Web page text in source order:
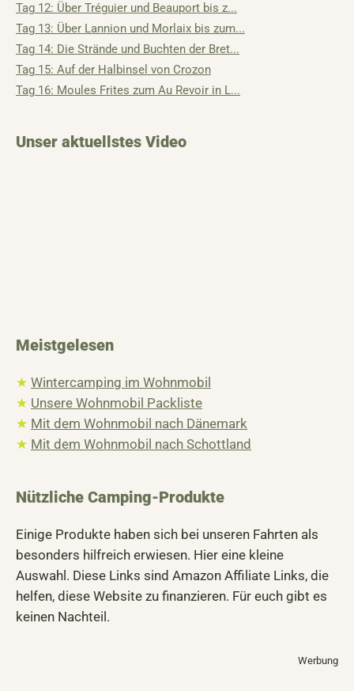
Tag 12: Über Tréguier und Beauport bis z...
Tag 13: Über Lannion und Morlaix bis zum...
Tag 14: Die Strände und Buchten der Bret...
Tag 15: Auf der Halbinsel von Crozon
Tag 16: Moules Frites zum Au Revoir in L...
Unser aktuellstes Video
Meistgelesen
★ Wintercamping im Wohnmobil
★ Unsere Wohnmobil Packliste
★ Mit dem Wohnmobil nach Dänemark
★ Mit dem Wohnmobil nach Schottland
Nützliche Camping-Produkte
Einige Produkte haben sich bei unseren Fahrten als
besonders hilfreich erwiesen. Hier eine kleine
Auswahl. Diese Links sind Amazon Affiliate Links, die
helfen, diese Website zu finanzieren. Für euch gibt es
keinen Nachteil.
Werbung